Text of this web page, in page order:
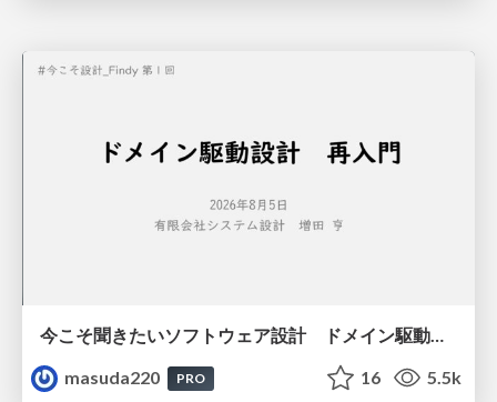
今こそ聞きたいソフトウェア設計 ドメイン駆動設計再入門
masuda220
PRO 16 5.5k